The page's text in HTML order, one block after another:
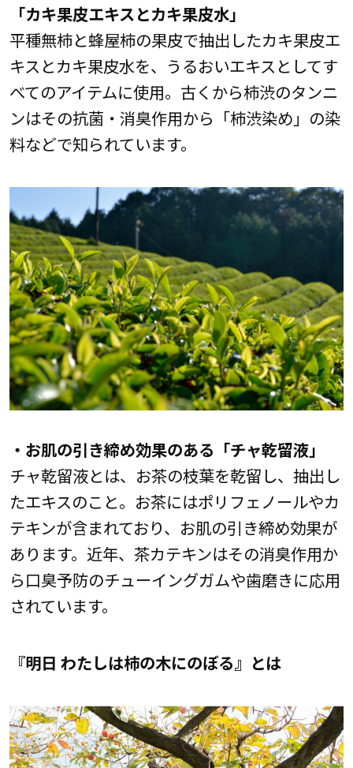
「カキ果皮エキスとカキ果皮水」
平種無柿と蜂屋柿の果皮で抽出したカキ果皮エ
キスとカキ果皮水を、うるおいエキスとしてす
べてのアイテムに使用。古くから柿渋のタンニ
ンはその抗菌・消臭作用から「柿渋染め」の染
料などで知られています。
・お肌の引き締め効果のある「チャ乾留液」
チャ乾留液とは、お茶の枝葉を乾留し、抽出し
たエキスのこと。お茶にはポリフェノールやカ
テキンが含まれており、お肌の引き締め効果が
あります。近年、茶カテキンはその消臭作用か
ら口臭予防のチューイングガムや歯磨きに応用
されています。
『明日 わたしは柿の木にのぼる』とは